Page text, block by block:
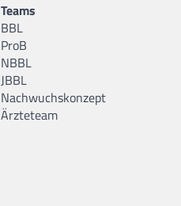
Teams
BBL
ProB
NBBL
JBBL
Nachwuchskonzept
Ärzteteam